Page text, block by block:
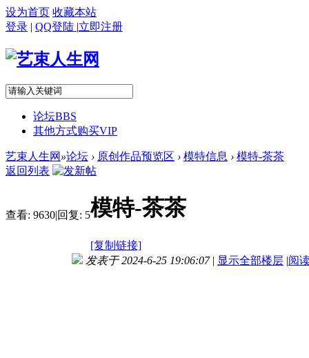
设为首页 收藏本站
登录 | QQ登陆 |立即注册
论坛BBS
其他方式购买VIP
艺束人生网 »论坛 › 原创作品预览区 › 模特信息 › 模特-茶茶
返回列表
查看: 9630|回复: 5模特-茶茶
[复制链接]
发表于 2024-6-25 19:06:07 | 显示全部楼层 |阅